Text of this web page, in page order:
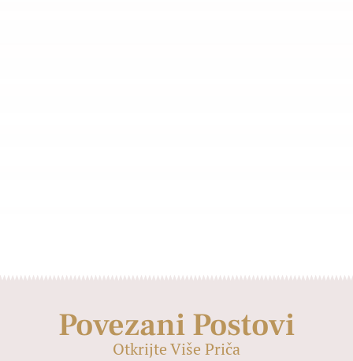
Povezani Postovi
Otkrijte Više Priča